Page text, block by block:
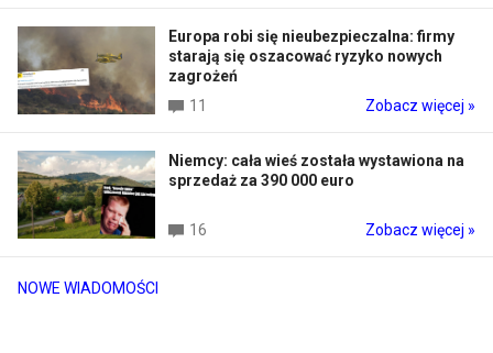
NOWE WIADOMOŚCI
Europa robi się nieubezpieczalna: firmy
starają się oszacować ryzyko nowych
zagrożeń
11
Zobacz więcej »
Niemcy: cała wieś została wystawiona na
sprzedaż za 390 000 euro
16 Zobacz więcej »